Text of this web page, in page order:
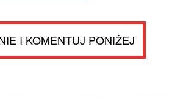
I KOMENTUJ PONIŻEJ